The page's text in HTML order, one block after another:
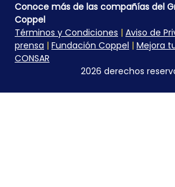
Conoce más de las compañías del
Coppel
Términos y Condiciones | Aviso de
prensa | Fundación Coppel | Mejora
CONSAR
2026 derechos